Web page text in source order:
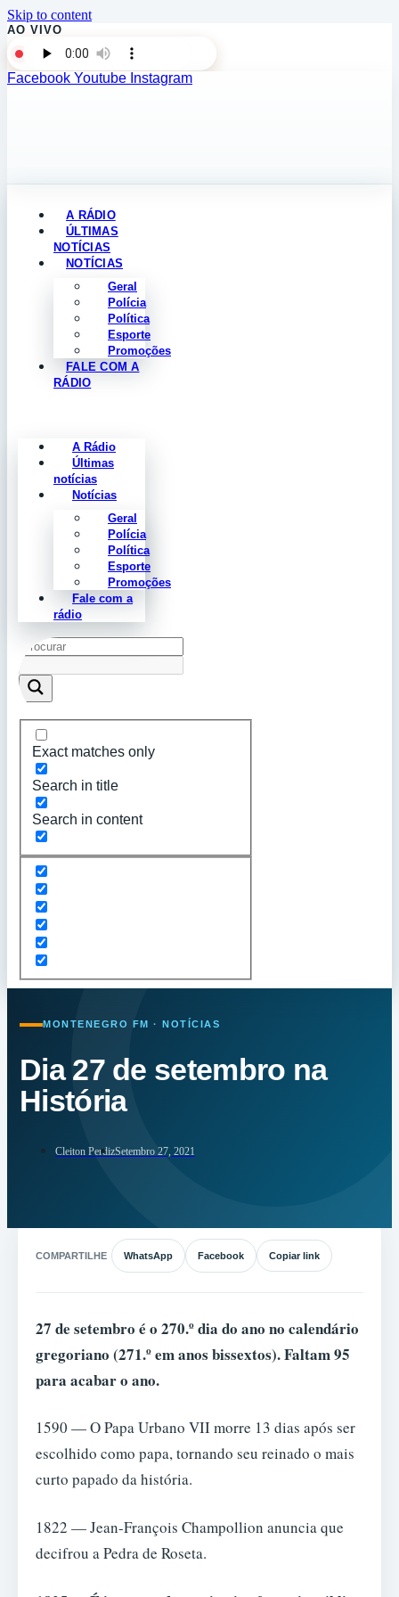
Skip to content
AO VIVO
Facebook Youtube Instagram
A RÁDIO
ÚLTIMAS
NOTÍCIAS
NOTÍCIAS
Geral
Polícia
Política
Esporte
Promoções
FALE COM A
RÁDIO
A Rádio
Últimas
notícias
Notícias
Geral
Polícia
Política
Esporte
Promoções
Fale com a
rádio
Exact matches only
Search in title
Search in content
MONTENEGRO FM · NOTÍCIAS
Dia 27 de setembro na
História
Cleiton PerdizSetembro 27, 2021
COMPARTILHE WhatsApp Facebook Copiar link
27 de setembro é o 270.º dia do ano no calendário
gregoriano (271.º em anos bissextos). Faltam 95
para acabar o ano.
1590 — O Papa Urbano VII morre 13 dias após ser
escolhido como papa, tornando seu reinado o mais
curto papado da história.
1822 — Jean-François Champollion anuncia que
decifrou a Pedra de Roseta.